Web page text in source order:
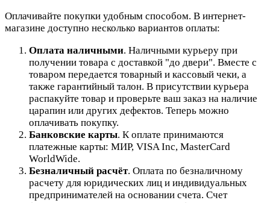
Оплачивайте покупки удобным способом. В интернет-
магазине доступно несколько вариантов оплаты:
Оплата наличными. Наличными курьеру при
получении товара с доставкой "до двери". Вместе с
товаром передается товарный и кассовый чеки, а
также гарантийный талон. В присутствии курьера
распакуйте товар и проверьте ваш заказ на наличие
царапин или других дефектов. Теперь можно
оплачивать покупку.
Банковские карты. К оплате принимаются
платежные карты: МИР, VISA Inc, MasterCard
WorldWide.
Безналичный расчёт. Оплата по безналичному
расчету для юридических лиц и индивидуальных
предпринимателей на основании счета. Счет